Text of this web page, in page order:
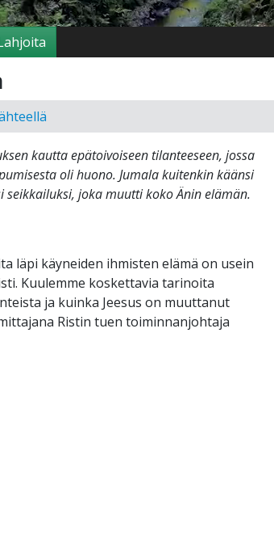
kautta epätoivoiseen tilanteeseen, jossa
oli huono. Jumala kuitenkin käänsi
seikkailuksi, joka muutti koko Änin elämän.
läpi käyneiden ihmisten elämä on usein
Kuulemme koskettavia tarinoita
ja kuinka Jeesus on muuttanut
Ristin tuen toiminnanjohtaja